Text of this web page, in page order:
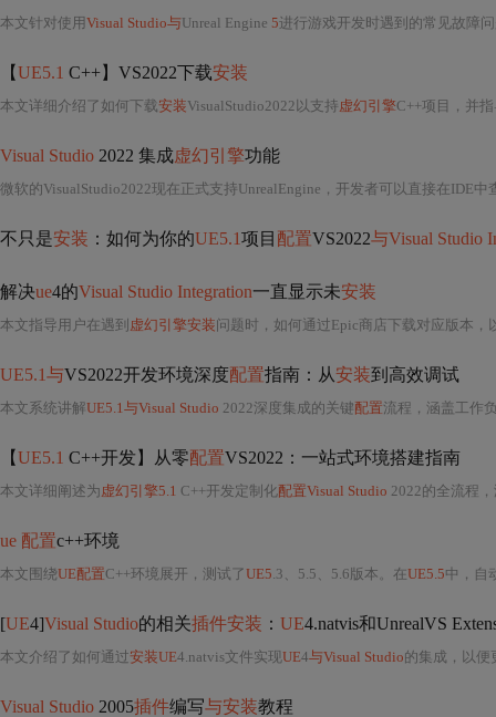
本文针对使用Visual Studio与Unreal Engine 5进行游戏开发时遇到的常见故障问题提供了
【UE5.1 C++】VS2022下载安装
本文详细介绍了如何下载安装VisualStudio2022以支持虚幻引擎C++项目，并
Visual Studio 2022 集成虚幻引擎功能
微软的VisualStudio2022现在正式支持UnrealEngine，开发者可以直接在IDE中
不只是安装 ：如何为你的UE5.1项目 配置VS2022与Visual Studio
解决ue4的Visual Studio Integration一直显示未安装
本文指导用户在遇到 虚幻引擎安装问题时，如何通过Epic商店下载对应版本，
UE5.1与VS2022开发环境深度配置指南：从安装到高效调试
本文系统讲解UE5.1与Visual Studio 2022深度集成的关键配置流程，涵盖工作
【UE5.1 C++开发】从零配置VS2022：一站式环境搭建指南
本文详细阐述为虚幻引擎5.1 C++开发定制化配置Visual Studio 2022的全流程
ue 配置c++环境
本文围绕UE配置C++环境展开，测试了UE5.3、5.5、5.6版本。在UE5.5中，自
[UE4]Visual Studio的相关插件安装 ： UE4.natvis和UnrealVS
本文介绍了如何通过安装UE4.natvis文件实现UE4与Visual Studio的集成，以便更好
Visual Studio 2005插件编写与安装教程